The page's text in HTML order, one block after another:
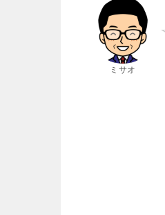
ミサオ